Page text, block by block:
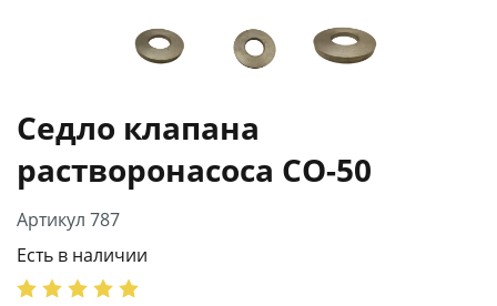
Седло клапана
растворонасоса СО-50
Артикул 787
Есть в наличии